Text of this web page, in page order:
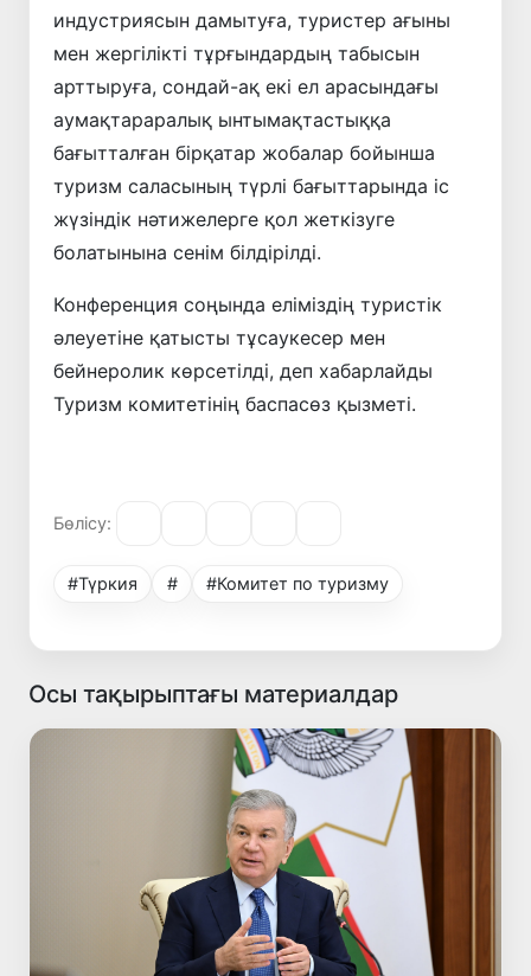
индустриясын дамытуға, туристер ағыны
мен жергілікті тұрғындардың табысын
арттыруға, сондай-ақ екі ел арасындағы
аумақтараралық ынтымақтастыққа
бағытталған бірқатар жобалар бойынша
туризм саласының түрлі бағыттарында іс
жүзіндік нәтижелерге қол жеткізуге
болатынына сенім білдірілді.
Конференция соңында еліміздің туристік
әлеуетіне қатысты тұсаукесер мен
бейнеролик көрсетілді, деп хабарлайды
Туризм комитетінің баспасөз қызметі.
Бөлісу:
#Түркия # #Комитет по туризму
Осы тақырыптағы материалдар